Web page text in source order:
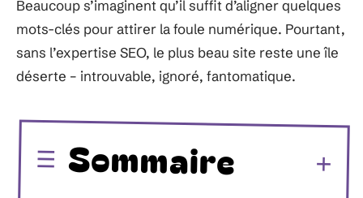
Beaucoup s’imaginent qu’il suffit d’aligner quelques
mots-clés pour attirer la foule numérique. Pourtant,
sans l’expertise SEO, le plus beau site reste une île
déserte – introuvable, ignoré, fantomatique.
Sommaire